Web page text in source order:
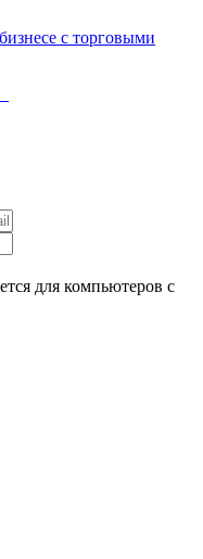
для компьютеров с